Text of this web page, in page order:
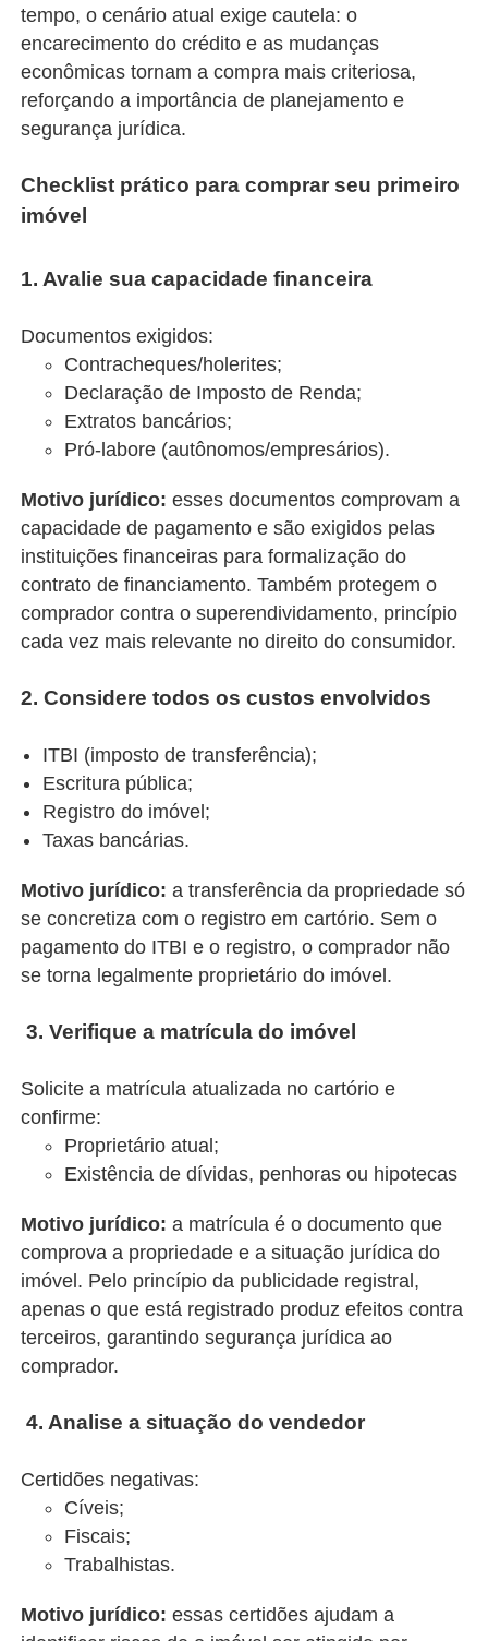
tempo, o cenário atual exige cautela: o
encarecimento do crédito e as mudanças
econômicas tornam a compra mais criteriosa,
reforçando a importância de planejamento e
segurança jurídica.
Checklist prático para comprar seu primeiro
imóvel
1. Avalie sua capacidade financeira
Documentos exigidos:
Contracheques/holerites;
Declaração de Imposto de Renda;
Extratos bancários;
Pró-labore (autônomos/empresários).
Motivo jurídico: esses documentos comprovam a
capacidade de pagamento e são exigidos pelas
instituições financeiras para formalização do
contrato de financiamento. Também protegem o
comprador contra o superendividamento, princípio
cada vez mais relevante no direito do consumidor.
2. Considere todos os custos envolvidos
ITBI (imposto de transferência);
Escritura pública;
Registro do imóvel;
Taxas bancárias.
Motivo jurídico: a transferência da propriedade só
se concretiza com o registro em cartório. Sem o
pagamento do ITBI e o registro, o comprador não
se torna legalmente proprietário do imóvel.
3. Verifique a matrícula do imóvel
Solicite a matrícula atualizada no cartório e
confirme:
Proprietário atual;
Existência de dívidas, penhoras ou hipotecas
Motivo jurídico: a matrícula é o documento que
comprova a propriedade e a situação jurídica do
imóvel. Pelo princípio da publicidade registral,
apenas o que está registrado produz efeitos contra
terceiros, garantindo segurança jurídica ao
comprador.
4. Analise a situação do vendedor
Certidões negativas:
Cíveis;
Fiscais;
Trabalhistas.
Motivo jurídico: essas certidões ajudam a